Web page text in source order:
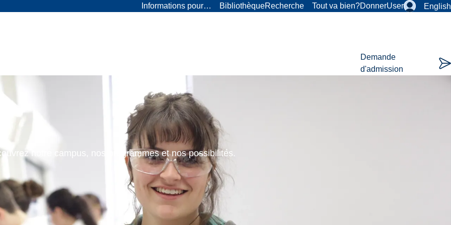
Informations pour… BibliothèqueRecherche Tout va bien?DonnerUser English
Demande
d'admission
notre campus, nos programmes et nos possibilités.